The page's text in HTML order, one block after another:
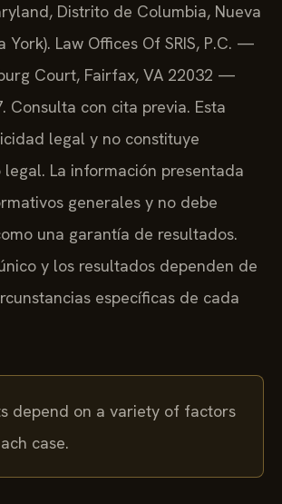
Distrito de Columbia, Nueva
York). Law Offices Of SRIS, P.C. —
Court, Fairfax, VA 22032 —
Consulta con cita previa. Esta
legal y no constituye
legal. La información presentada
generales y no debe
una garantía de resultados.
y los resultados dependen de
específicas de cada
depend on a variety of factors
case.